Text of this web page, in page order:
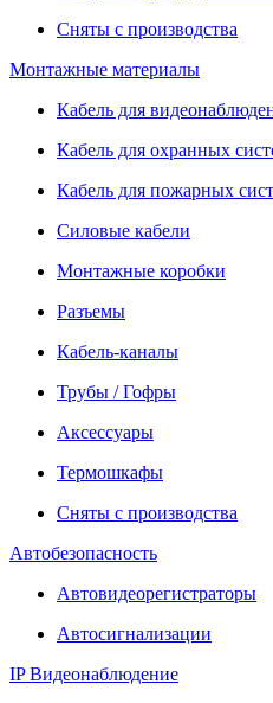
Сняты с производства
Монтажные материалы
Кабель для
Кабель для охранных
Кабель для пожарных
Силовые кабели
Монтажные коробки
Разъемы
Кабель-каналы
Трубы / Гофры
Аксессуары
Термошкафы
Сняты с производства
Автобезопасность
Автовидеорегистраторы
Автосигнализации
IP Видеонаблюдение